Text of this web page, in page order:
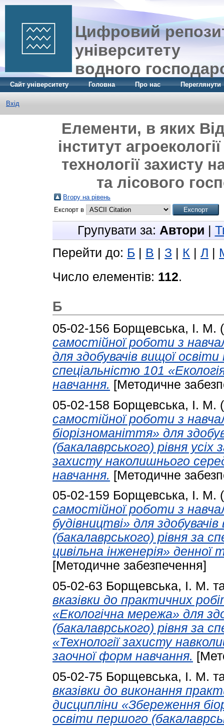
Цифровий
університету
водного
Сайт університету Головна Про нас Переглянути
Вхід
Елементи, в яких
інститут
технології захисту
та лісового
Вгору на рівень
Експорт в
Групувати за: Автори
Перейти до: Б В З К Л
Число елементів: 112.
Б
05-02-156 Борщевська, І. М.
самостійної роботи з
для здобувачів вищої
спеціальністю 101
навчання. [Методичне
05-02-158 Борщевська, І. М.
самостійної роботи з
біорізноманіття» для
(бакалаврського) рівня усіх
захисту наколишнього
навчання. [Методичне
05-02-159 Борщевська, І. М.
самостійної роботи з
будівництві» для
(бакалаврського) рівня за
цивільна інженерія»
[Методичне забезпечення]
05-02-63 Борщевська, І. М.
вказівки до практичних
«Екологічна мережа» для
(бакалаврського) рівня за
«Технології захисту
заочної форм навчання.
05-02-75 Борщевська, І. М.
вказівки до виконання
дисципліни «Збереження
освіти першого